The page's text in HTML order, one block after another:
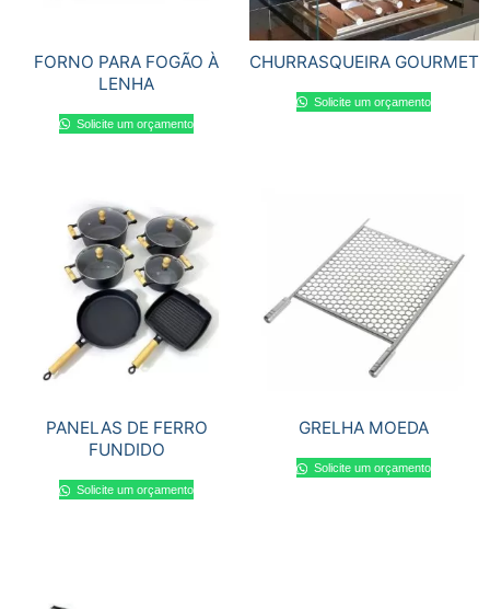
FORNO PARA FOGÃO À
LENHA
Solicite um orçamento
CHURRASQUEIRA GOURMET
Solicite um orçamento
PANELAS DE FERRO
FUNDIDO
Solicite um orçamento
GRELHA MOEDA
Solicite um orçamento